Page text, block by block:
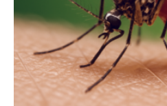
Süßwasseralge
dieser Gruppe bilden aus
mit scheibenförmiger
nächsten…